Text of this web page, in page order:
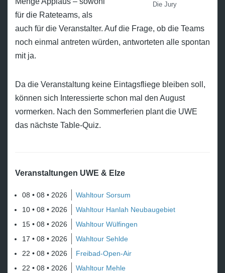
Die Jury
für die Rateteams, als
auch für die Veranstalter. Auf die Frage, ob die Teams
noch einmal antreten würden, antworteten alle spontan
mit ja.
Da die Veranstaltung keine Eintagsfliege bleiben soll,
können sich Interessierte schon mal den August
vormerken. Nach den Sommerferien plant die UWE
das nächste Table-Quiz.
Veranstaltungen UWE & Elze
08 • 08 • 2026
Wahltour Sorsum
10 • 08 • 2026
Wahltour Hanlah Neubaugebiet
15 • 08 • 2026
Wahltour Wülfingen
17 • 08 • 2026
Wahltour Sehlde
22 • 08 • 2026
Freibad-Open-Air
22 • 08 • 2026
Wahltour Mehle